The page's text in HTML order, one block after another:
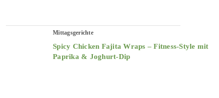
Mittagsgerichte
Spicy Chicken Fajita Wraps – Fitness-Style mit
Paprika & Joghurt-Dip